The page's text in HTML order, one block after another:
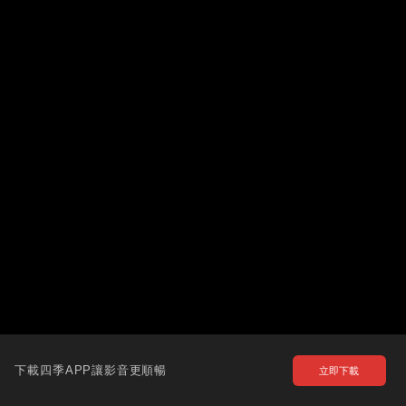
下載四季APP讓影音更順暢 立即下載